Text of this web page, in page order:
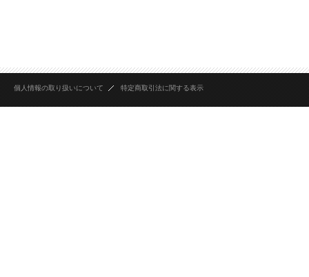
個人情報の取り扱いについて 特定商取引法に関する表示